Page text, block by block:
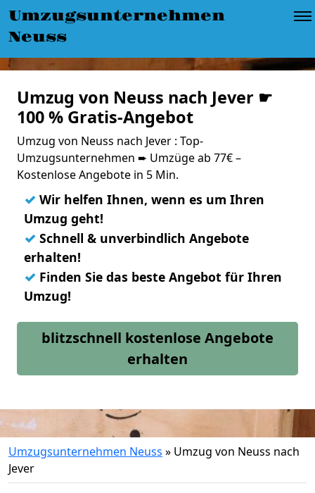
Umzugsunternehmen
Neuss
Umzug von Neuss nach Jever ☛
100 % Gratis-Angebot
Umzug von Neuss nach Jever : Top-
Umzugsunternehmen ➨ Umzüge ab 77€ –
Kostenlose Angebote in 5 Min.
✓ Wir helfen Ihnen, wenn es um Ihren
Umzug geht!
✓ Schnell & unverbindlich Angebote
erhalten!
✓ Finden Sie das beste Angebot für Ihren
Umzug!
blitzschnell kostenlose Angebote
erhalten
Umzugsunternehmen Neuss » Umzug von Neuss nach
Jever